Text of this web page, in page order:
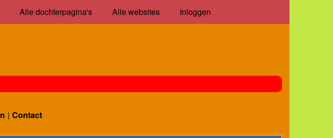
Alle dochterpagina's Alle websites Inloggen
Contact